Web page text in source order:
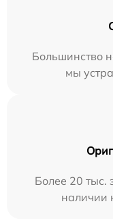
Большинство
мы
Более 20 тыс.
наличии